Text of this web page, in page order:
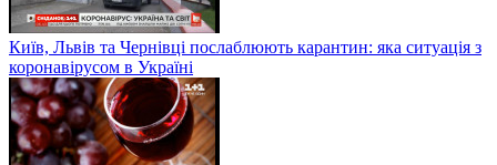
Київ, Львів та Чернівці послаблюють карантин: яка ситуація з
коронавірусом в Україні